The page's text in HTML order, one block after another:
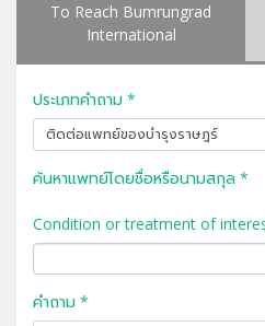
To Reach Bumrungrad
International
ประเภทคำถาม *
ค้นหาแพทย์โดยชื่อหรือนามสกุล *
Condition or treatment of
คำถาม *